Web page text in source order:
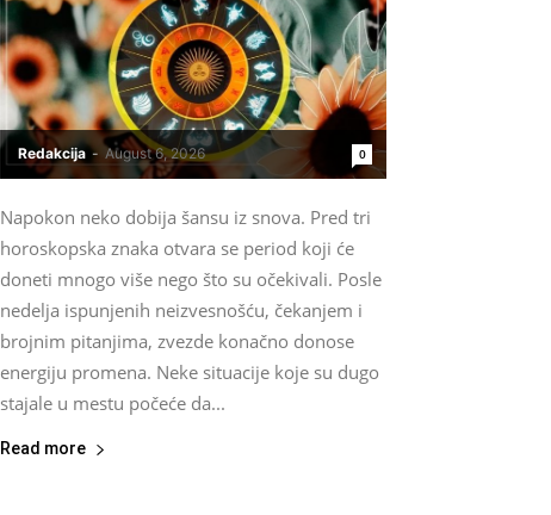
Redakcija - August 6, 2026 0
Napokon neko dobija šansu iz snova. Pred tri
horoskopska znaka otvara se period koji će
doneti mnogo više nego što su očekivali. Posle
nedelja ispunjenih neizvesnošću, čekanjem i
brojnim pitanjima, zvezde konačno donose
energiju promena. Neke situacije koje su dugo
stajale u mestu počeće da...
Read more